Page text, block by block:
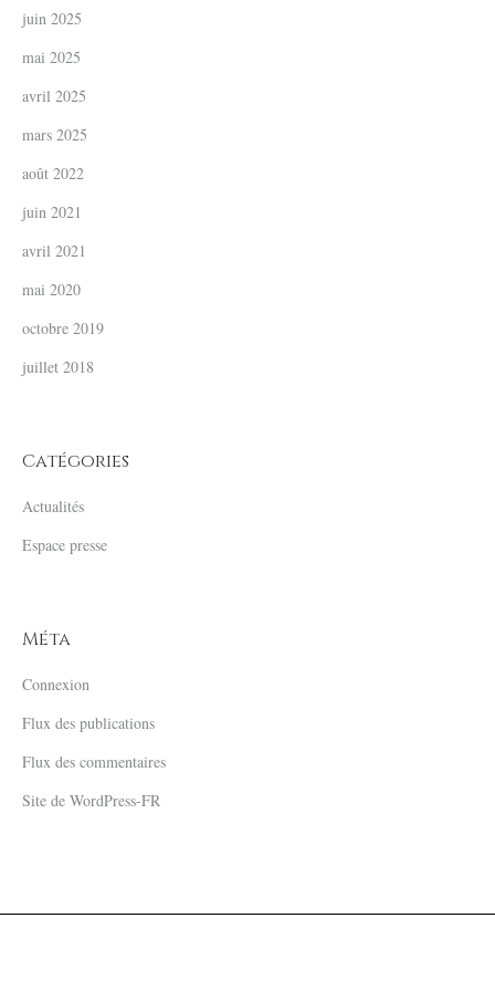
juin 2025
mai 2025
avril 2025
mars 2025
août 2022
juin 2021
avril 2021
mai 2020
octobre 2019
juillet 2018
Catégories
Actualités
Espace presse
Méta
Connexion
Flux des publications
Flux des commentaires
Site de WordPress-FR